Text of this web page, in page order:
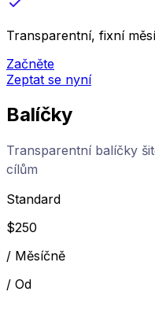
Transparentní, fixní
Začněte
Zeptat se nyní
Balíčky
Transparentní balíčky
cílům
Standard
$250
/ Měsíčně
/ Od